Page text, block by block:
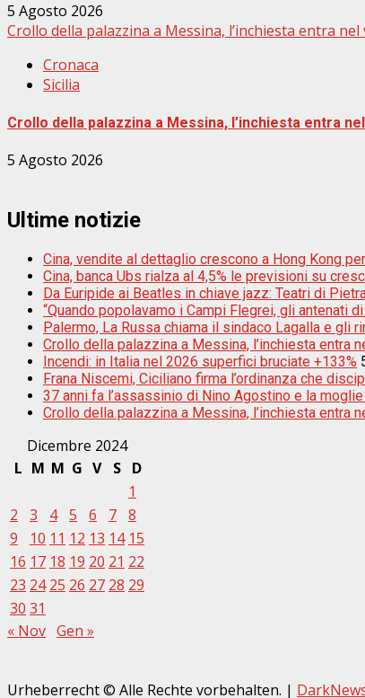
5 Agosto 2026
Crollo della palazzina a Messina, l’inchiesta entra
Cronaca
Sicilia
Crollo della palazzina a Messina, l’inchiesta entra
5 Agosto 2026
Ultime notizie
Cina, vendite al dettaglio crescono a Hong Kong
Cina, banca Ubs rialza al 4,5% le previsioni su
Da Euripide ai Beatles in chiave jazz: Teatri di
“Quando popolavamo i Campi Flegrei, gli antenati
Palermo, La Russa chiama il sindaco Lagalla e gli
Crollo della palazzina a Messina, l’inchiesta entra
Incendi: in Italia nel 2026 superfici bruciate +133%
Frana Niscemi, Ciciliano firma l’ordinanza che
37 anni fa l’assassinio di Nino Agostino e la
Crollo della palazzina a Messina, l’inchiesta entra
Dicembre 2024
L M M G V S
D
1
2
3 4 5 6 7 8
9
10 11 12 13 14 15
16 17 18 19 20 21 22
23 24 25 26 27 28 29
30 31
« Nov Gen »
Urheberrecht © Alle Rechte vorbehalten. |